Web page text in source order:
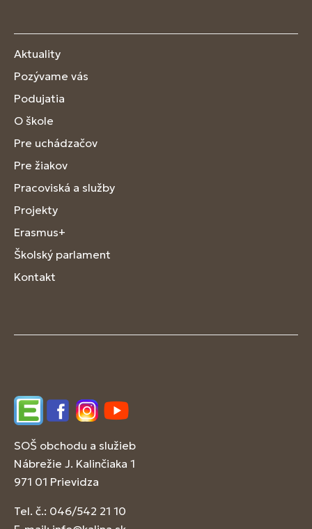
Aktuality
Pozývame vás
Podujatia
O škole
Pre uchádzačov
Pre žiakov
Pracoviská a služby
Projekty
Erasmus+
Školský parlament
Kontakt
EdupageFacebookInstagram
YouTube
SOŠ obchodu a služieb
Nábrežie J. Kalinčiaka 1
971 01 Prievidza
Tel. č.: 046/542 21 10